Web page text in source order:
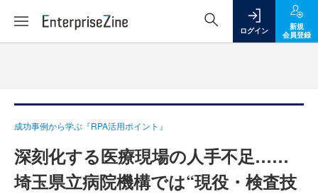
ログイン
新規
会員登録
成功事例から学ぶ『RPA活用ポイント』
深刻化する医療現場の人手不足……
埼玉県立病院機構では“現役・検査技